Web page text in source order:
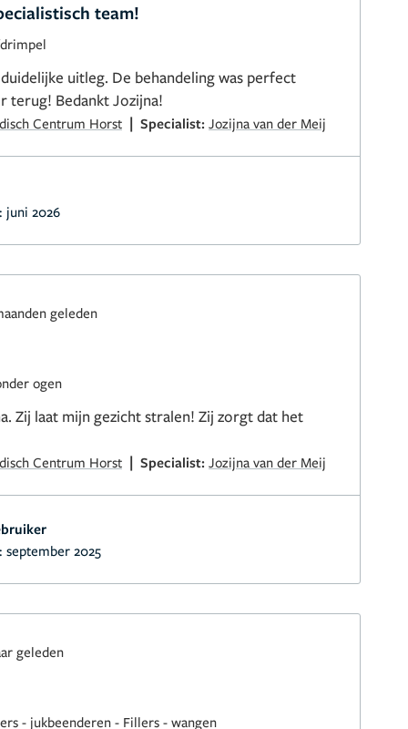
team!
uitleg. De behandeling was perfect
terug! Bedankt Jozijna!
Centrum Horst | Specialist: Jozijna van der Meij
juni 2026
geleden
ogen
Zij laat mijn gezicht stralen! Zij zorgt dat het
Centrum Horst | Specialist: Jozijna van der Meij
september 2025
geleden
- jukbeenderen - Fillers - wangen